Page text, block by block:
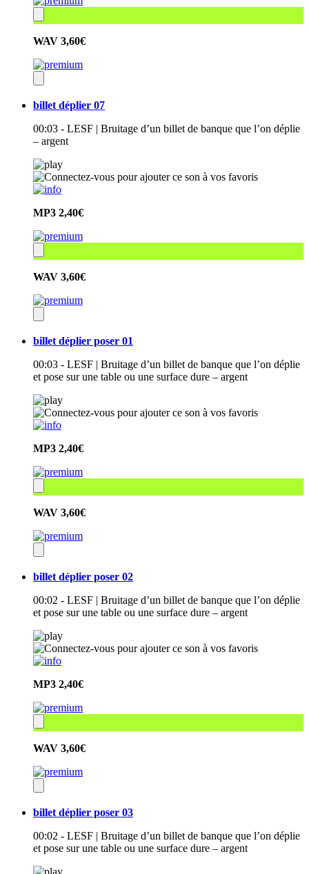
WAV 3,60€
billet déplier 07
00:03 - LESF | Bruitage d’un billet de banque que l’on déplie
– argent
MP3 2,40€
WAV 3,60€
billet déplier poser 01
00:03 - LESF | Bruitage d’un billet de banque que l’on déplie
et pose sur une table ou une surface dure – argent
MP3 2,40€
WAV 3,60€
billet déplier poser 02
00:02 - LESF | Bruitage d’un billet de banque que l’on déplie
et pose sur une table ou une surface dure – argent
MP3 2,40€
WAV 3,60€
billet déplier poser 03
00:02 - LESF | Bruitage d’un billet de banque que l’on déplie
et pose sur une table ou une surface dure – argent